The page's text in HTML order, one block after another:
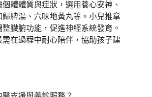
體體質與症狀，選用養心安神、
脾湯、六味地黃丸等。小兒推拿
臟腑功能，促進神經系統發育。
在過程中耐心陪伴，協助孩子建